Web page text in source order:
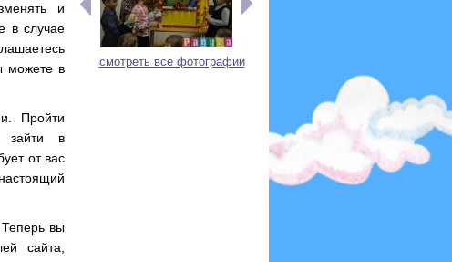
и
в случае
можете в
Пройти
зайти в
от вас
Теперь вы
сайта,
смотреть все фотографии